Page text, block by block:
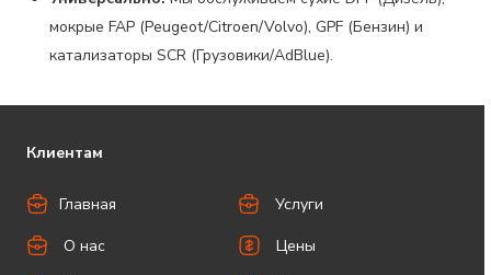
мокрые FAP (Peugeot/Citroen/Volvo), GPF (Бензин) и
катализаторы SCR (Грузовики/AdBlue).
Клиентам
Главная
Услуги
О нас
Цены